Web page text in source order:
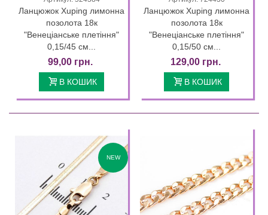
Ланцюжок Xuping лимонна
позолота 18к
"Венеціанське плетіння"
0,15/45 см...
99,00 грн.
В КОШИК
Ланцюжок Xuping лимонна
позолота 18к
"Венеціанське плетіння"
0,15/50 см...
129,00 грн.
В КОШИК
NEW